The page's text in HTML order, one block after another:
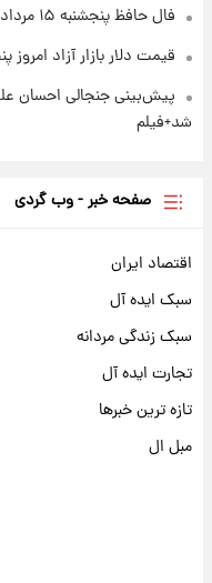
فال حافظ پنجشنبه ۱۵ مرداد ماه ۱۴۰۵
قیمت دلار بازار آزاد امروز پنجشنبه ۱۵ مرداد
پیش‌بینی جنجالی احسان
شد+فیلم
صفحه خبر - وب گردی
اقتصاد ایران
سبک ایده آل
سبک زندگی مردانه
تجارت ایده آل
تازه ترین خبرها
مبل ال